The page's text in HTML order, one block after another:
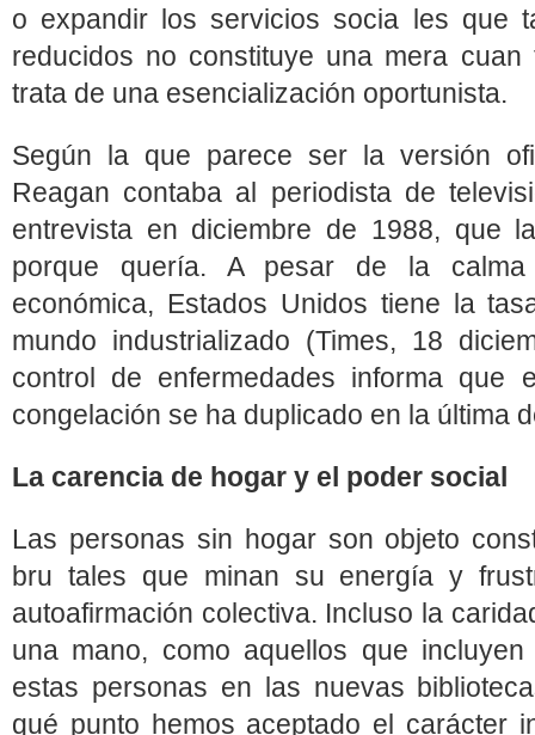
o expandir los servicios socia les que
reducidos no constituye una mera
trata de una esencialización oportunista.
Según la que parece ser la versión
Reagan contaba al periodista de
entrevista en diciembre de 1988, que
porque quería. A pesar de la
económica, Estados Unidos tiene la
mundo industrializado (Times, 18
control de enfermedades informa que
congelación se ha duplicado en la última
La carencia de hogar y el poder social
Las personas sin hogar son objeto
bru tales que minan su energía y
autoafirmación colectiva. Incluso la
una mano, como aquellos que
estas personas en las nuevas
qué punto hemos aceptado el carácter